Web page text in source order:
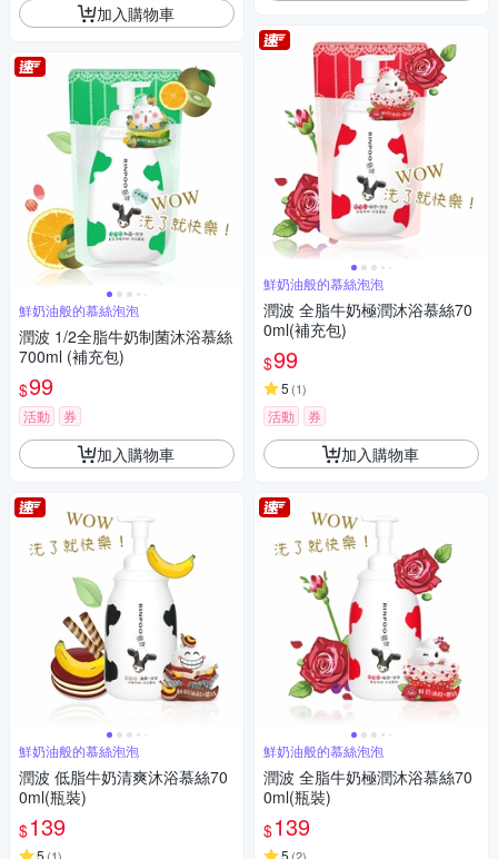
加入購物車
鮮奶油般的慕絲泡泡
潤波 1/2全脂牛奶制菌沐浴慕絲
700ml (補充包)
$99
活動 券
加入購物車
鮮奶油般的慕絲泡泡
潤波 低脂牛奶清爽沐浴慕絲70
0ml(瓶裝)
$139
鮮奶油般的慕絲泡泡
潤波 全脂牛奶極潤沐浴慕絲70
0ml(補充包)
$99
5 (1)
活動 券
加入購物車
鮮奶油般的慕絲泡泡
潤波 全脂牛奶極潤沐浴慕絲70
0ml(瓶裝)
$139